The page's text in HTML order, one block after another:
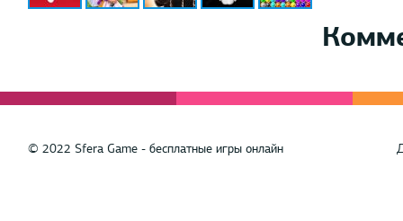
© 2022 Sfera Game - бесплатные игры онлайн